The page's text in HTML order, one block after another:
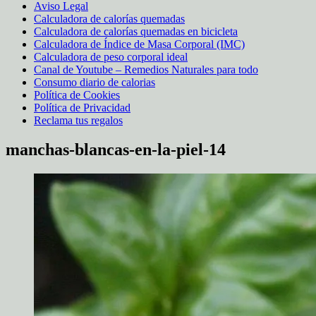
Aviso Legal
Calculadora de calorías quemadas
Calculadora de calorías quemadas en bicicleta
Calculadora de Índice de Masa Corporal (IMC)
Calculadora de peso corporal ideal
Canal de Youtube – Remedios Naturales para todo
Consumo diario de calorias
Política de Cookies
Política de Privacidad
Reclama tus regalos
manchas-blancas-en-la-piel-14